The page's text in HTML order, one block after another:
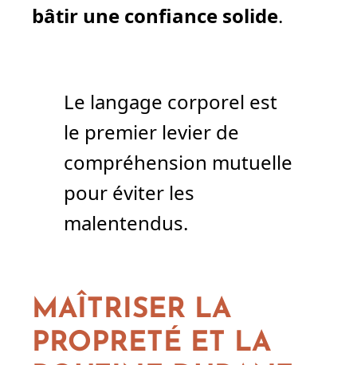
bâtir une confiance solide.
Le langage corporel est
le premier levier de
compréhension mutuelle
pour éviter les
malentendus.
MAÎTRISER LA
PROPRETÉ ET LA